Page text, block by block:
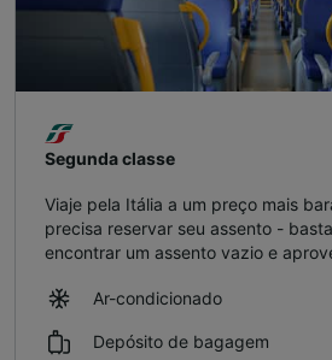
Segunda classe
Viaje pela Itália a um preço mais
precisa reservar seu assento -
encontrar um assento vazio e
Ar-condicionado
Depósito de bagagem